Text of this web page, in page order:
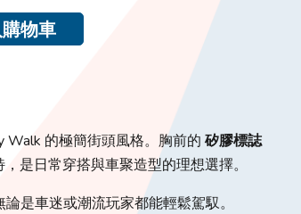
物車
Walk 的極簡街頭風格。胸前的 矽膠標誌
是日常穿搭與車聚造型的理想選擇。
是車迷或潮流玩家都能輕鬆駕馭。